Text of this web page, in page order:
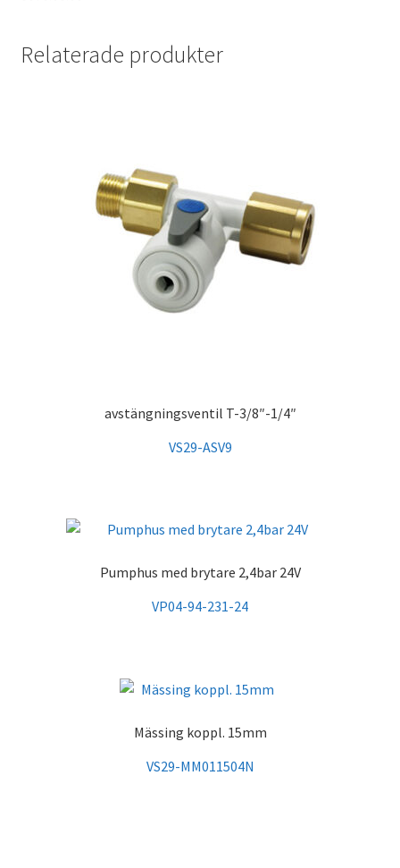
Relaterade produkter
avstängningsventil T-3/8″-1/4″
VS29-ASV9
Pumphus med brytare 2,4bar 24V
VP04-94-231-24
Mässing koppl. 15mm
VS29-MM011504N